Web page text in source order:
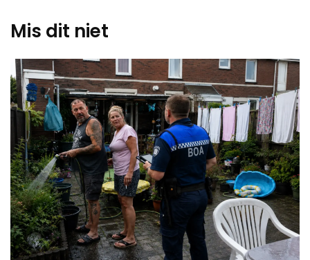
Mis dit niet